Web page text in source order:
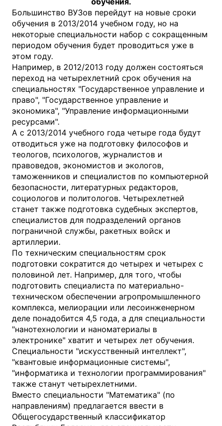
Большинство ВУЗов перейдут на новые сроки
обучения в 2013/2014 учебном году, но на
некоторые специальности набор с сокращенным
периодом обучения будет проводиться уже в
этом году.
Например, в 2012/2013 году должен состояться
переход на четырехлетний срок обучения на
специальностях "Государственное управление и
право", "Государственное управление и
экономика", "Управление информационными
ресурсами".
А с 2013/2014 учебного года четыре года будут
отводиться уже на подготовку философов и
теологов, психологов, журналистов и
правоведов, экономистов и экологов,
таможенников и специалистов по компьютерной
безопасности, литературных редакторов,
социологов и политологов. Четырехлетней
станет также подготовка судебных экспертов,
специалистов для подразделений органов
пограничной службы, ракетных войск и
артиллерии.
По техническим специальностям срок
подготовки сократится до четырех и четырех с
половиной лет. Например, для того, чтобы
подготовить специалиста по материально-
техническом обеспечении агропромышленного
комплекса, мелиорации или лесоинженерном
деле понадобится 4,5 года, а для специальности
"нанотехнологии и наноматериалы в
электронике" хватит и четырех лет обучения.
Специальности "искусственный интеллект",
"квантовые информационные системы",
"информатика и технологии программирования"
также станут четырехлетними.
Вместо специальности "Математика" (по
направлениям) предлагается ввести в
Общегосударственный классификатор